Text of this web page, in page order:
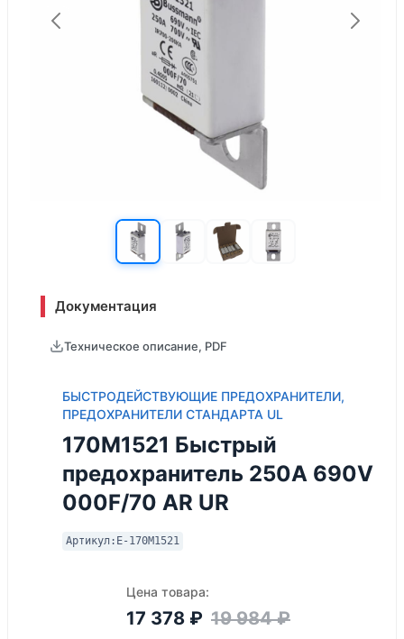
Документация
Техническое описание, PDF
БЫСТРОДЕЙСТВУЮЩИЕ ПРЕДОХРАНИТЕЛИ,
ПРЕДОХРАНИТЕЛИ СТАНДАРТА UL
170M1521 Быстрый
предохранитель 250A 690V
000F/70 AR UR
Артикул: E-170M1521
Цена товара:
17 378 ₽ 19 984₽